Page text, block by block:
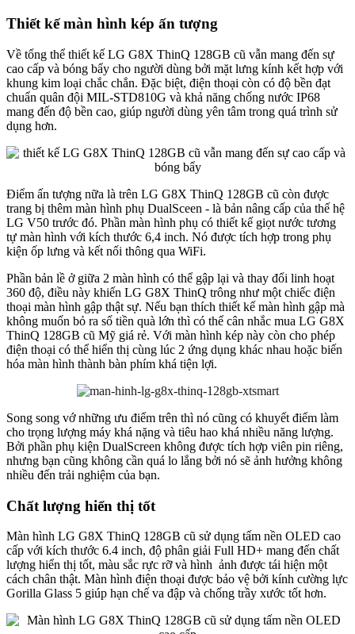
Thiết kế màn hình kép ấn tượng
Về tổng thể thiết kế LG G8X ThinQ 128GB cũ vẫn mang đến sự
cao cấp và bóng bẩy cho người dùng bởi mặt lưng kính kết hợp với
khung kim loại chắc chắn. Đặc biệt, điện thoại còn có độ bền đạt
chuẩn quân đội MIL-STD810G và khả năng chống nước IP68
mang đến độ bền cao, giúp người dùng yên tâm trong quá trình sử
dụng hơn.
Điểm ấn tượng nữa là trên LG G8X ThinQ 128GB cũ còn được
trang bị thêm màn hình phụ DualSceen - là bản nâng cấp của thế hệ
LG V50 trước đó. Phần màn hình phụ có thiết kế giọt nước tương
tự màn hình với kích thước 6,4 inch. Nó được tích hợp trong phụ
kiện ốp lưng và kết nối thông qua WiFi.
Phần bản lề ở giữa 2 màn hình có thể gập lại và thay đổi linh hoạt
360 độ, điều này khiến LG G8X ThinQ trông như một chiếc điện
thoại màn hình gập thật sự. Nếu bạn thích thiết kế màn hình gập mà
không muốn bỏ ra số tiền quà lớn thì có thể cân nhắc mua LG G8X
ThinQ 128GB cũ Mỹ giá rẻ. Với màn hình kép này còn cho phép
điện thoại có thể hiển thị cùng lúc 2 ứng dụng khác nhau hoặc biến
hóa màn hình thành bàn phím khá tiện lợi.
Song song vớ những ưu điểm trên thì nó cũng có khuyết điểm làm
cho trọng lượng máy khá nặng và tiêu hao khá nhiều năng lượng.
Bởi phần phụ kiện DualScreen không được tích hợp viên pin riêng,
nhưng bạn cũng không cần quá lo lắng bởi nó sẽ ảnh hưởng không
nhiều đến trải nghiệm của bạn.
Chất lượng hiển thị tốt
Màn hình LG G8X ThinQ 128GB cũ sử dụng tấm nền OLED cao
cấp với kích thước 6.4 inch, độ phân giải Full HD+ mang đến chất
lượng hiển thị tốt, màu sắc rực rỡ và hình ảnh được tái hiện một
cách chân thật. Màn hình điện thoại được bảo vệ bởi kính cường lực
Gorilla Glass 5 giúp hạn chế va đập và chống trầy xước tốt hơn.